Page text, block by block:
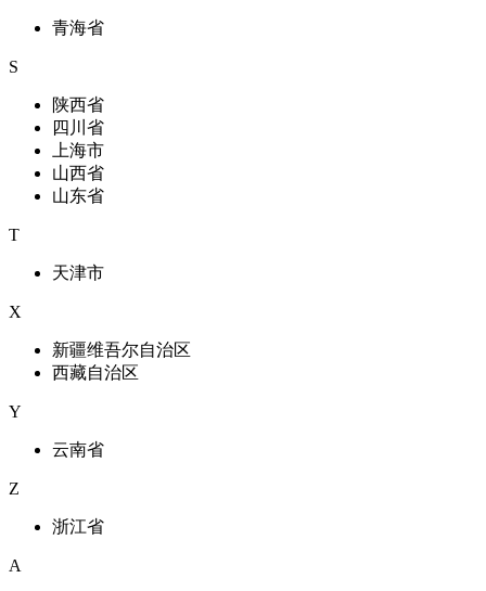
青海省
S
陕西省
四川省
上海市
山西省
山东省
T
天津市
X
新疆维吾尔自治区
西藏自治区
Y
云南省
Z
浙江省
A